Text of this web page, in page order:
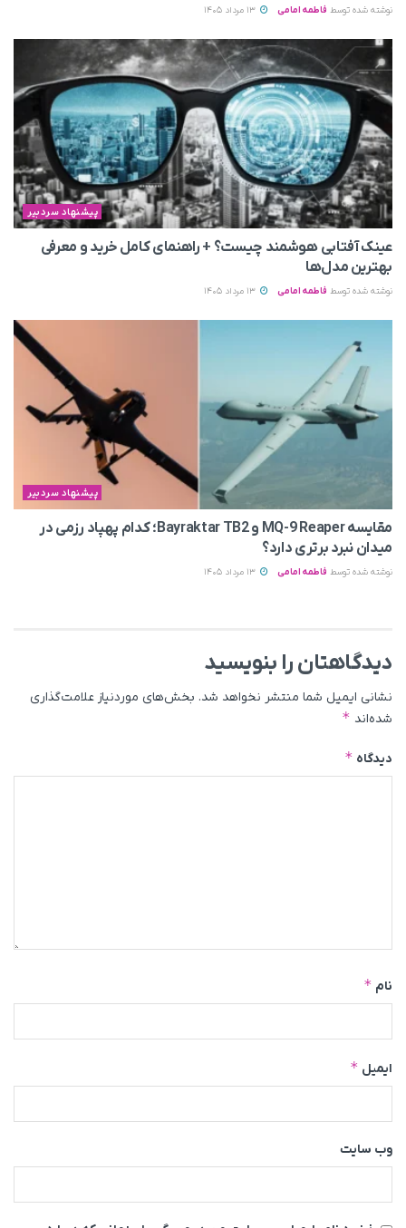
نوشته شده توسط فاطمه امامی
پیشنهاد سردبیر
عینک آفتابی هوشمند چیست؟ + راهنمای کامل خرید و معرفی
بهترین مدل‌ها
نوشته شده توسط فاطمه امامی
پیشنهاد سردبیر
مقایسه MQ-9 Reaper و Bayraktar TB2؛ کدام پهپاد رزمی در
میدان نبرد برتری دارد؟
نوشته شده توسط فاطمه امامی
دیدگاهتان را بنویسید
نشانی ایمیل شما منتشر نخواهد شد. بخش‌های موردنیاز علامت‌گذاری
شده‌اند *
دیدگاه *
نام *
ایمیل *
وب‌ سایت